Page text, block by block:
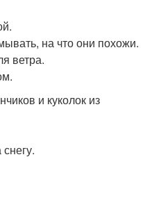
на что они похожи.
ветра.
и куколок из